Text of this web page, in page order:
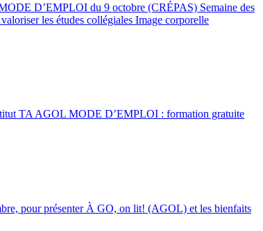
D’EMPLOI du 9 octobre (CRÉPAS) Semaine des
les études collégiales Image corporelle
TA AGOL MODE D’EMPLOI : formation gratuite
pour présenter À GO, on lit! (AGOL) et les bienfaits